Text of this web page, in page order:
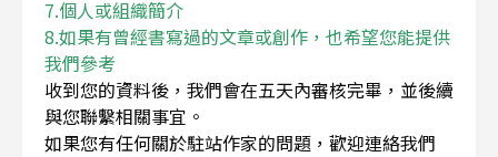
7.個人或組織簡介
8.如果有曾經書寫過的文章或創作，也希望您能提供
我們參考
收到您的資料後，我們會在五天內審核完畢，並後續
與您聯繫相關事宜。
如果您有任何關於駐站作家的問題，歡迎連絡我們